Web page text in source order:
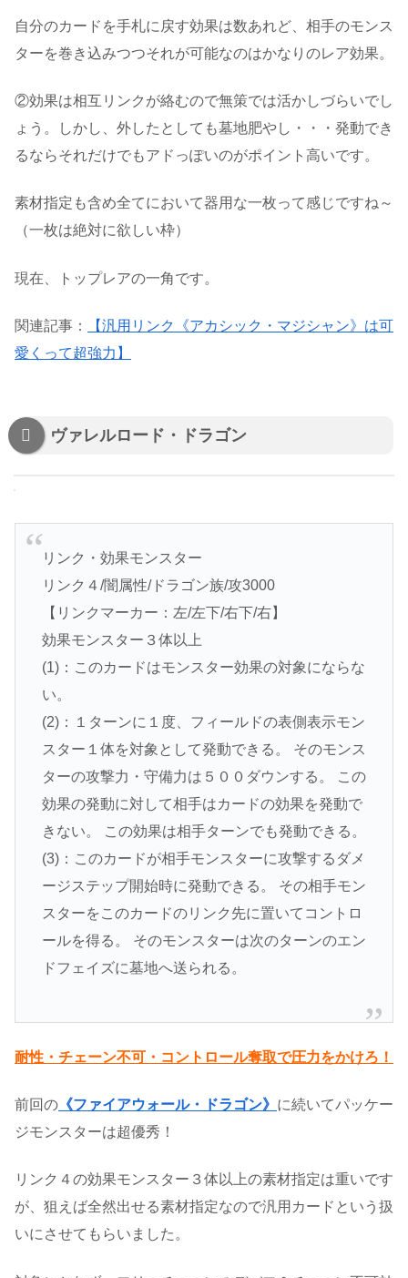
自分のカードを手札に戻す効果は数あれど、相手のモンス
ターを巻き込みつつそれが可能なのはかなりのレア効果。
②効果は相互リンクが絡むので無策では活かしづらいでし
ょう。しかし、外したとしても墓地肥やし・・・発動でき
るならそれだけでもアドっぽいのがポイント高いです。
素材指定も含め全てにおいて器用な一枚って感じですね～
（一枚は絶対に欲しい枠）
現在、トップレアの一角です。
関連記事：
【汎用リンク《アカシック・マジシャン》は可
愛くって超強力】
ヴァレルロード・ドラゴン
リンク・効果モンスター
リンク４/闇属性/ドラゴン族/攻3000
【リンクマーカー：左/左下/右下/右】
効果モンスター３体以上
(1)：このカードはモンスター効果の対象にならな
い。
(2)：１ターンに１度、フィールドの表側表示モン
スター１体を対象として発動できる。 そのモンス
ターの攻撃力・守備力は５００ダウンする。 この
効果の発動に対して相手はカードの効果を発動で
きない。 この効果は相手ターンでも発動できる。
(3)：このカードが相手モンスターに攻撃するダメ
ージステップ開始時に発動できる。 その相手モン
スターをこのカードのリンク先に置いてコントロ
ールを得る。 そのモンスターは次のターンのエン
ドフェイズに墓地へ送られる。
耐性・チェーン不可・コントロール奪取で圧力をかけろ！
前回の 《ファイアウォール・ドラゴン》 に続いてパッケー
ジモンスターは超優秀！
リンク４の効果モンスター３体以上の素材指定は重いです
が、狙えば全然出せる素材指定なので汎用カードという扱
いにさせてもらいました。